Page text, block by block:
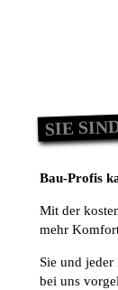
SIE
Bau-Profis
Mit der
mehr
Sie und
bei uns